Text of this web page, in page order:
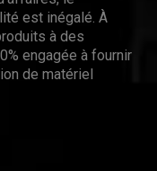
est inégalé. À
à des
engagée à fournir
de matériel